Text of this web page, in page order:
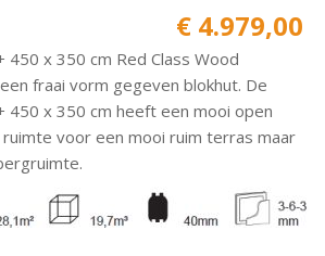
€ 4.979,00
450 x 350 cm Red Class Wood
fraai vorm gegeven blokhut. De
450 x 350 cm heeft een mooi open
voor een mooi ruim terras maar